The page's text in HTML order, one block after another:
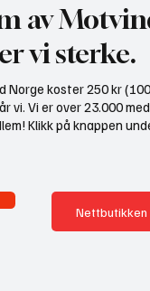
av
vi sterke.
Norge koster 250 kr
vi. Vi er over 23.000
Klikk på knappen
Nettbutikken